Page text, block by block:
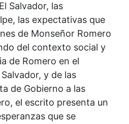
Salvador, las
las expectativas que
de Monseñor Romero
del contexto social y
de Romero en el
y de las
de Gobierno a las
el escrito presenta un
que se